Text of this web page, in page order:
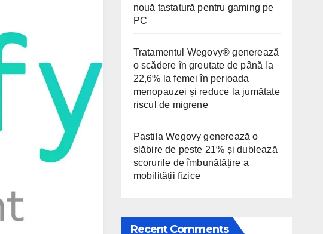
nouă tastatură pentru gaming pe
PC
Tratamentul Wegovy® generează
o scădere în greutate de până la
22,6% la femei în perioada
menopauzei și reduce la jumătate
riscul de migrene
Pastila Wegovy generează o
slăbire de peste 21% și dublează
scorurile de îmbunătățire a
mobilității fizice
Recent Comments